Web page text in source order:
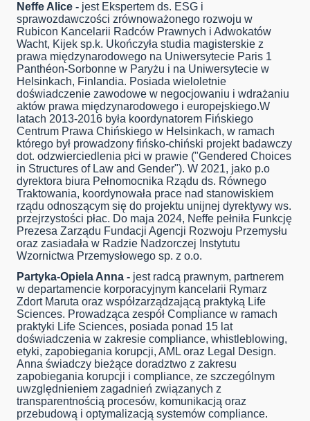
Neffe Alice - jest Ekspertem ds. ESG i
sprawozdawczości zrównoważonego rozwoju w
Rubicon Kancelarii Radców Prawnych i Adwokatów
Wacht, Kijek sp.k. Ukończyła studia magisterskie z
prawa międzynarodowego na Uniwersytecie Paris 1
Panthéon-Sorbonne w Paryżu i na Uniwersytecie w
Helsinkach, Finlandia. Posiada wieloletnie
doświadczenie zawodowe w negocjowaniu i wdrażaniu
aktów prawa międzynarodowego i europejskiego.W
latach 2013-2016 była koordynatorem Fińskiego
Centrum Prawa Chińskiego w Helsinkach, w ramach
którego był prowadzony fińsko-chiński projekt badawczy
dot. odzwierciedlenia płci w prawie ("Gendered Choices
in Structures of Law and Gender"). W 2021, jako p.o
dyrektora biura Pełnomocnika Rządu ds. Równego
Traktowania, koordynowała prace nad stanowiskiem
rządu odnoszącym się do projektu unijnej dyrektywy ws.
przejrzystości płac. Do maja 2024, Neffe pełniła Funkcję
Prezesa Zarządu Fundacji Agencji Rozwoju Przemysłu
oraz zasiadała w Radzie Nadzorczej Instytutu
Wzornictwa Przemysłowego sp. z o.o.
Partyka-Opiela Anna - jest radcą prawnym, partnerem
w departamencie korporacyjnym kancelarii Rymarz
Zdort Maruta oraz współzarządzającą praktyką Life
Sciences. Prowadząca zespół Compliance w ramach
praktyki Life Sciences, posiada ponad 15 lat
doświadczenia w zakresie compliance, whistleblowing,
etyki, zapobiegania korupcji, AML oraz Legal Design.
Anna świadczy bieżące doradztwo z zakresu
zapobiegania korupcji i compliance, ze szczególnym
uwzględnieniem zagadnień związanych z
transparentnością procesów, komunikacją oraz
przebudową i optymalizacją systemów compliance.